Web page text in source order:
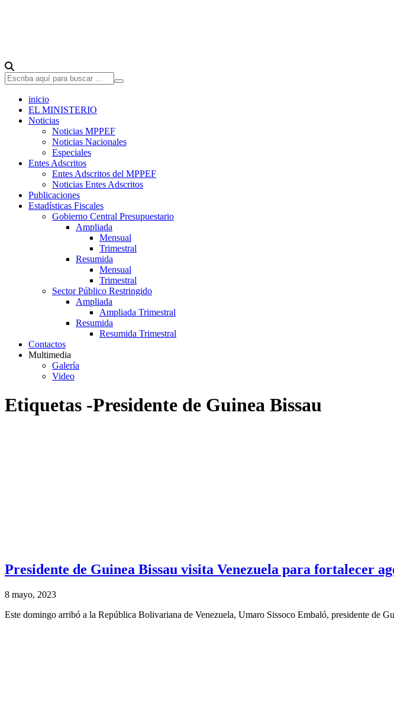
inicio
EL MINISTERIO
Noticias
Noticias MPPEF
Noticias Nacionales
Especiales
Entes Adscritos
Entes Adscritos del MPPEF
Noticias Entes Adscritos
Publicaciones
Estadísticas Fiscales
Gobierno Central Presupuestario
Ampliada
Mensual
Trimestral
Resumida
Mensual
Trimestral
Sector Público Restringido
Ampliada
Ampliada Trimestral
Resumida
Resumida Trimestral
Contactos
Multimedia
Galería
Video
Etiquetas -Presidente de Guinea Bissau
Presidente de Guinea Bissau visita Venezuela para fortalecer
8 mayo, 2023
Este domingo arribó a la República Bolivariana de Venezuela, Umaro Sissoco Embaló, presidente de